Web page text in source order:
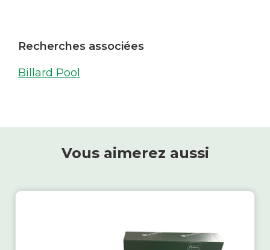
Recherches associées
Billard Pool
Vous aimerez aussi